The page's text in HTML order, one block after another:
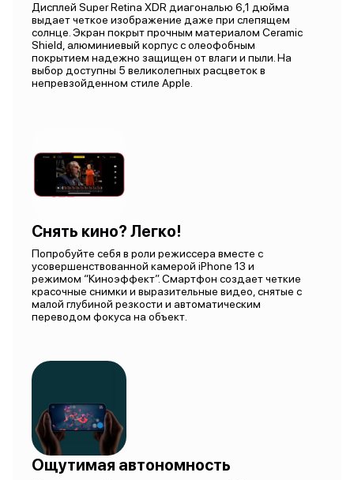
Дисплей Super Retina XDR диагональю 6,1 дюйма
выдает четкое изображение даже при слепящем
солнце. Экран покрыт прочным материалом Ceramic
Shield, алюминиевый корпус с олеофобным
покрытием надежно защищен от влаги и пыли. На
выбор доступны 5 великолепных расцветок в
непревзойденном стиле Apple.
Снять кино? Легко!
Попробуйте себя в роли режиссера вместе с
усовершенствованной камерой iPhone 13 и
режимом “Киноэффект”. Смартфон создает четкие
красочные снимки и выразительные видео, снятые с
малой глубиной резкости и автоматическим
переводом фокуса на объект.
Ощутимая автономность